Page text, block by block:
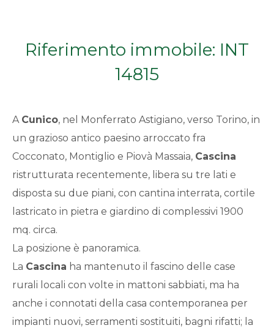
Riferimento immobile: INT
14815
A Cunico, nel Monferrato Astigiano, verso Torino, in
un grazioso antico paesino arroccato fra
Cocconato, Montiglio e Piovà Massaia, Cascina
ristrutturata recentemente, libera su tre lati e
disposta su due piani, con cantina interrata, cortile
lastricato in pietra e giardino di complessivi 1900
mq. circa.
La posizione è panoramica.
La Cascina ha mantenuto il fascino delle case
rurali locali con volte in mattoni sabbiati, ma ha
anche i connotati della casa contemporanea per
impianti nuovi, serramenti sostituiti, bagni rifatti; la
1
3
4
5
5+
Bagni
minimi
Qualsiasi